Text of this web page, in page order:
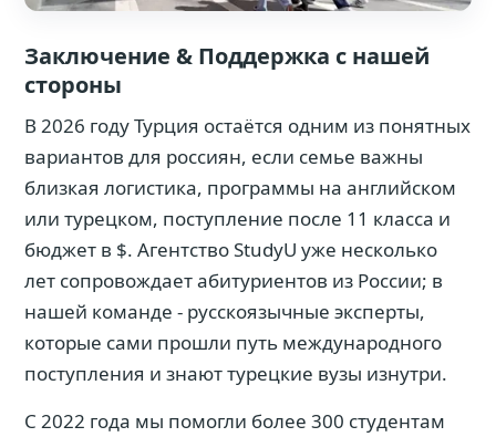
Заключение & Поддержка с нашей
стороны
В 2026 году Турция остаётся одним из понятных
вариантов для россиян, если семье важны
близкая логистика, программы на английском
или турецком, поступление после 11 класса и
бюджет в $. Агентство StudyU уже несколько
лет сопровождает абитуриентов из России; в
нашей команде - русскоязычные эксперты,
которые сами прошли путь международного
поступления и знают турецкие вузы изнутри.
С 2022 года мы помогли более 300 студентам